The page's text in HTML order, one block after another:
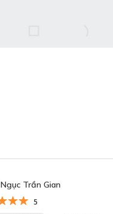
Ngục Trần Gian
5